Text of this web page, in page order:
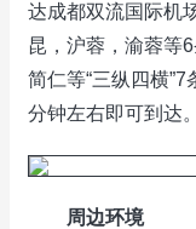
达成都双流国际机
昆，沪蓉，渝蓉等
简仁等“三纵四横
分钟左右即可到达。
周边环境